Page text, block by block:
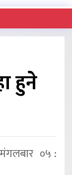
हुने
मंगलबार ०५ :